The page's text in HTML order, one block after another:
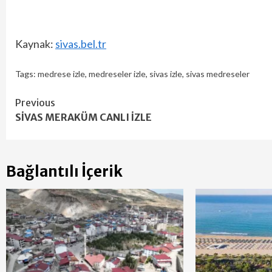
Kaynak: sivas.bel.tr
Tags: medrese izle, medreseler izle, sivas izle, sivas medreseler
Continue
Reading
Previous
SİVAS MERAKÜM CANLI İZLE
Bağlantılı İçerik